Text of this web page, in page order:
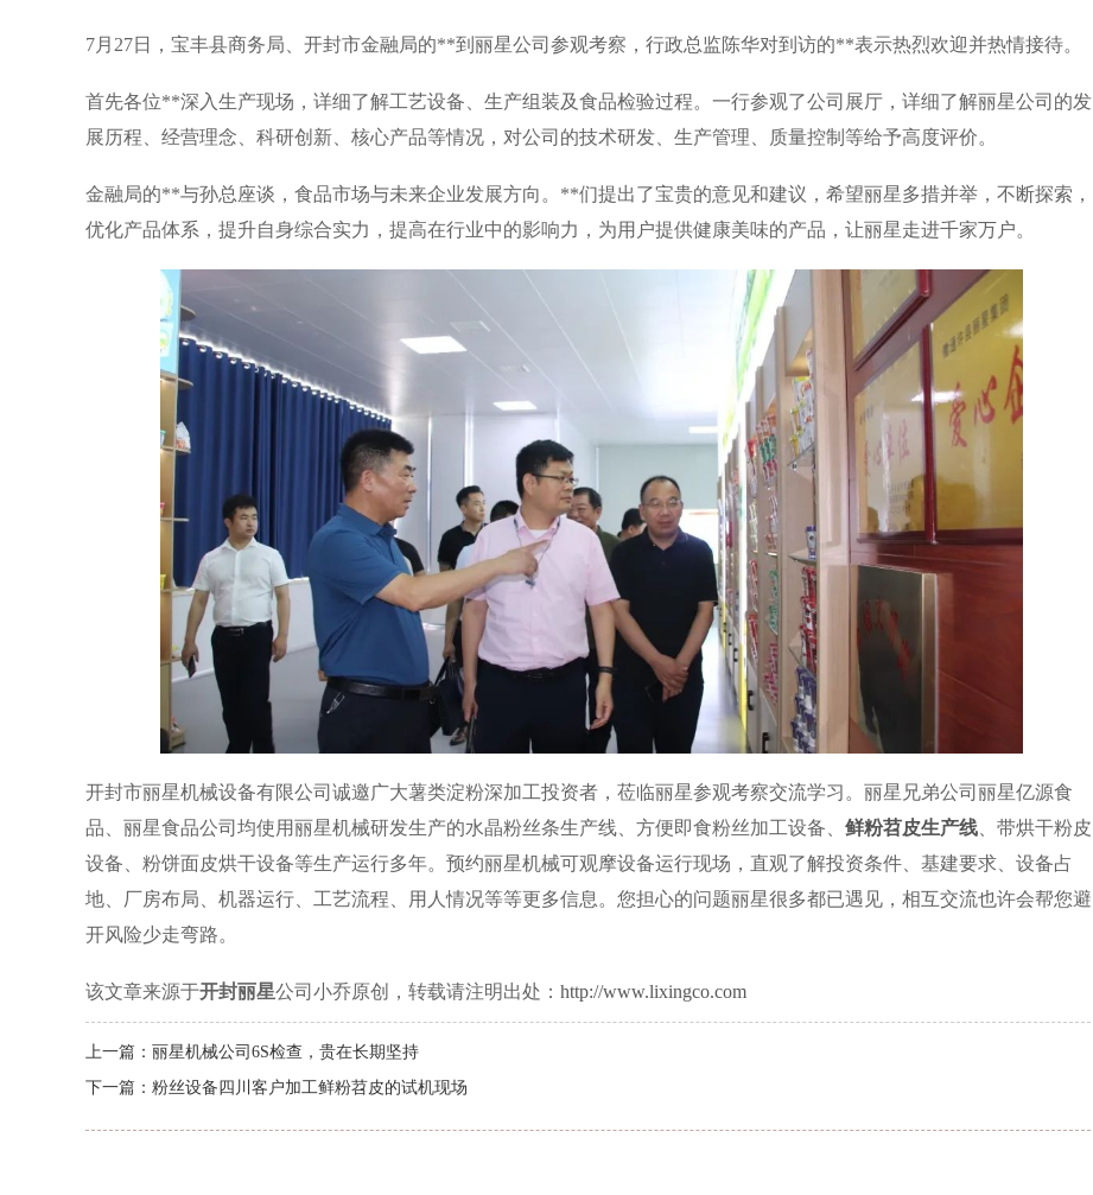
7月27日，宝丰县商务局、开封市金融局的**到丽星公司参观考察，行政总监陈华对到访的**表示热烈欢迎并热情接待。
首先各位**深入生产现场，详细了解工艺设备、生产组装及食品检验过程。一行参观了公司展厅，详细了解丽星公司的发
展历程、经营理念、科研创新、核心产品等情况，对公司的技术研发、生产管理、质量控制等给予高度评价。
金融局的**与孙总座谈，食品市场与未来企业发展方向。**们提出了宝贵的意见和建议，希望丽星多措并举，不断探索，
优化产品体系，提升自身综合实力，提高在行业中的影响力，为用户提供健康美味的产品，让丽星走进千家万户。
开封市丽星机械设备有限公司诚邀广大薯类淀粉深加工投资者，莅临丽星参观考察交流学习。丽星兄弟公司丽星亿源食
品、丽星食品公司均使用丽星机械研发生产的水晶粉丝条生产线、方便即食粉丝加工设备、 鲜粉苕皮生产线 、带烘干粉皮
设备、粉饼面皮烘干设备等生产运行多年。预约丽星机械可观摩设备运行现场，直观了解投资条件、基建要求、设备占
地、厂房布局、机器运行、工艺流程、用人情况等等更多信息。您担心的问题丽星很多都已遇见，相互交流也许会帮您避
开风险少走弯路。
该文章来源于开封丽星公司小乔原创，转载请注明出处： http://www.lixingco.com
上一篇： 丽星机械公司6S检查，贵在长期坚持
下一篇： 粉丝设备四川客户加工鲜粉苕皮的试机现场